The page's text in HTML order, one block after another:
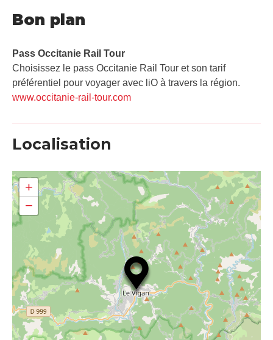
Bon plan
Pass Occitanie Rail Tour​
Choisissez le pass Occitanie Rail Tour et son tarif
préférentiel pour voyager avec liO à travers la région.
www.occitanie-rail-tour.com
Localisation
+
−